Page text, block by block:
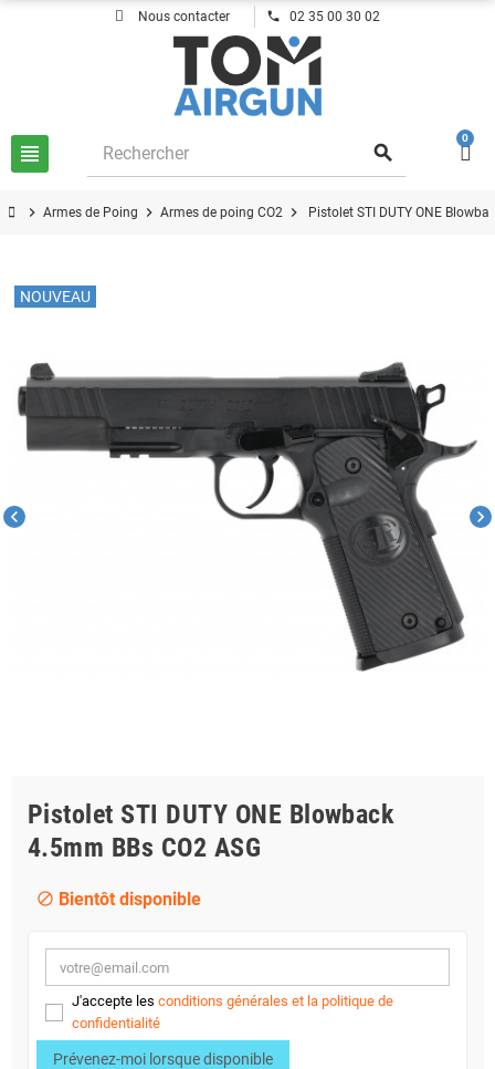
Nous contacter phone 02 35 00 30 02
view_headline search
0
chevron_right Armes de Poing chevron_right Armes de poing CO2 chevron_right Pistolet STI DUTY ONE
chevron_left chevron_right
NOUVEAU
Pistolet STI DUTY ONE Blowback
4.5mm BBs CO2 ASG
block Bientôt disponible
J'accepte les conditions générales et la politique de
confidentialité
Prévenez-moi lorsque disponible